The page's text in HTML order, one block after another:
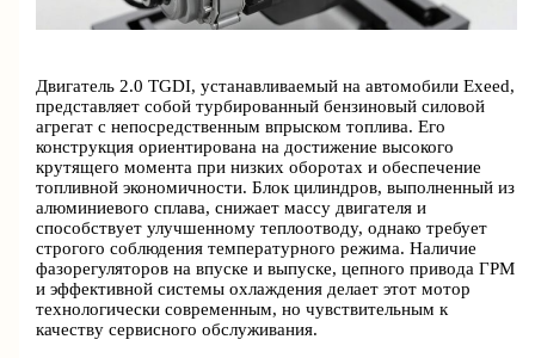
Двигатель 2.0 TGDI, устанавливаемый на автомобили Exeed,
представляет собой турбированный бензиновый силовой
агрегат с непосредственным впрыском топлива. Его
конструкция ориентирована на достижение высокого
крутящего момента при низких оборотах и обеспечение
топливной экономичности. Блок цилиндров, выполненный из
алюминиевого сплава, снижает массу двигателя и
способствует улучшенному теплоотводу, однако требует
строгого соблюдения температурного режима. Наличие
фазорегуляторов на впуске и выпуске, цепного привода ГРМ
и эффективной системы охлаждения делает этот мотор
технологически современным, но чувствительным к
качеству сервисного обслуживания.